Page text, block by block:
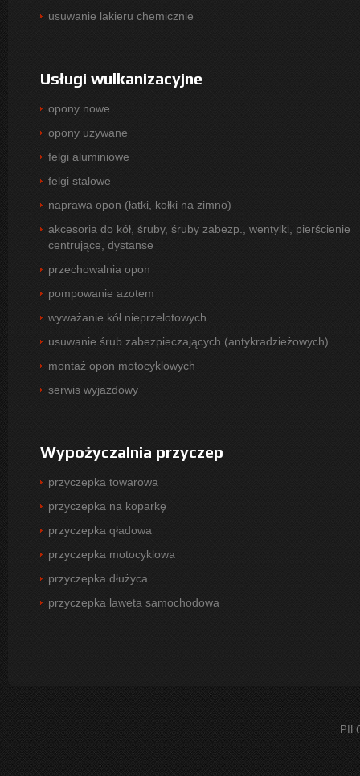
usuwanie lakieru chemicznie
Usługi wulkanizacyjne
opony nowe
opony używane
felgi aluminiowe
felgi stalowe
naprawa opon (łatki, kołki na zimno)
akcesoria do kół, śruby, śruby zabezp., wentylki, pierścienie
centrujące, dystanse
przechowalnia opon
pompowanie azotem
wyważanie kół nieprzelotowych
usuwanie śrub zabezpieczających (antykradzieżowych)
montaż opon motocyklowych
serwis wyjazdowy
Wypożyczalnia przyczep
przyczepka towarowa
przyczepka na koparkę
przyczepka qładowa
przyczepka motocyklowa
przyczepka dłużyca
przyczepka laweta samochodowa